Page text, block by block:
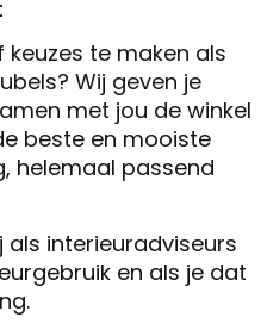
te maken als
Wij geven je
met jou de winkel
beste en mooiste
helemaal passend
als interieuradviseurs
en als je dat